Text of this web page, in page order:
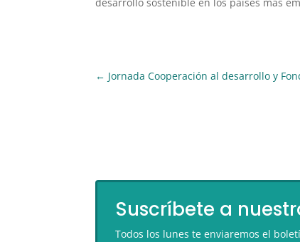
← Jornada Cooperación al desarrollo y
Suscríbete a
Todos los lunes te enviaremos el